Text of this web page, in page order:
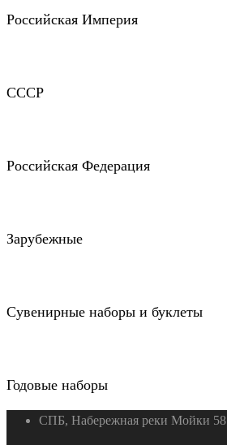
Российская Империя
СССР
Российская Федерация
Зарубежные
Сувенирные наборы и буклеты
Годовые наборы
СПБ, Набережная реки Мойки 58